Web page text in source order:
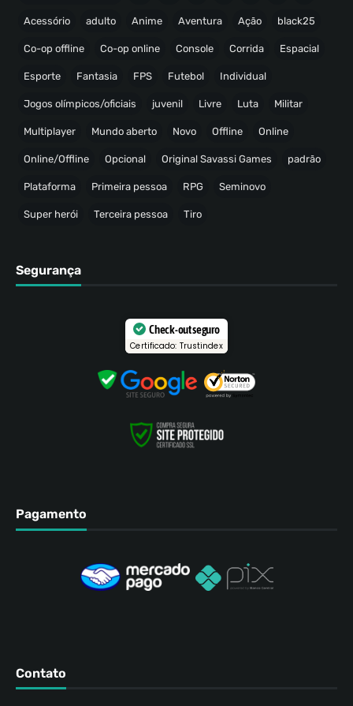
Acessório adulto Anime Aventura Ação black25
Co-op offline Co-op online Console Corrida Espacial
Esporte Fantasia FPS Futebol Individual
Jogos olímpicos/oficiais juvenil Livre Luta Militar
Multiplayer Mundo aberto Novo Offline Online
Online/Offline Opcional Original Savassi Games padrão
Plataforma Primeira pessoa RPG Seminovo
Super herói Terceira pessoa Tiro
Segurança
Check-out seguro
Certificado: Trustindex
Pagamento
Contato